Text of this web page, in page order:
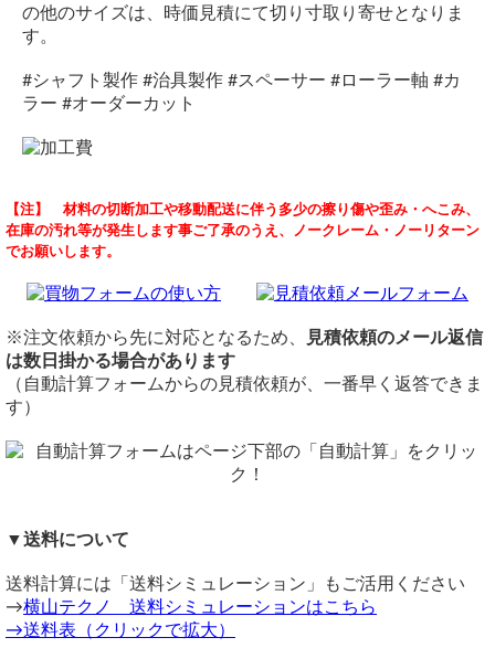
の他のサイズは、時価見積にて切り寸取り寄せとなりま
す。
#シャフト製作 #治具製作 #スペーサー #ローラー軸 #カ
ラー #オーダーカット
アルミ製丸棒(引抜･押出丸棒)材料(材質5056）の生地材、各
品サイズの希望寸法での切り売り販売です。
A5052よりも強度が高く、高い耐食性と加工性に優れている
A5056材の丸棒です。軽くて（重量は鉄製の1/3）お年寄り
や女性にも扱い楽々！錆びないのでいつまでも綺麗です。
60φ以下は引抜材で65φ以上は押出材になります。
※3φのみ材質がA5052となります。
価格
重量1.0kg当りの基準単価2,500円（単価倍率1.00）税込
購入材料価格は希望切断寸法重量による価格となります。
ただし品サイズにより単価倍率が違います。
に＋数日を要します。
ない場合がございます。（大きい径ほど短カットが難しくな
ります）
その際は
アルミ円板（レーザーカット）
アルミ 丸棒 A5056押出・引抜材
定尺・材質・表面仕上
定尺：2,000mm
材質：A5056引抜（～60Φ）・押出（65Φ～）材
表面仕上：生地材
切断
切断費：150円/本～
切断公差：±1.0mm ～ （Φ/100またはL/1000)mm
※20mm以下の短カットは、径の大きさによってはお受けで
なります）
アルミ円板（レーザーカット）
を要します。メーカー切断誤差はプラス目（+1～8mm）で
同サイズまとめ買いで多数同時注文割引適用！詳しくはこち
ら>>
関連商品
（ 2025/11/29 ）
アルミ丸棒径45mmを半円切断加工を長さ50mmにてお願いしたいの
ですが、可能でしょうか? 小口で2個必要です。可能でしたらオーダ
ー方法を教えて下さい。
に「半円切断希望（小口で2個必要）と記載いただけたら、対応いた
します。
※半円切断の場合、刃の厚み分だけ削れるので綺麗な半円にはなり
ません。また縦割り切断でできた小口2個について、仕上がりサイズ
に多少バラつきが出ます（左右対称ではありません）
16mm径、80mmの長さで
M8P1.25の雌ネジ、M12P1.5の雄(平)ネジのような加工です。
シフトの延長用に加工したものが欲しいのです。
【注】 材料の切断加工や移動配送に伴う多少の擦り傷や歪み・へこみ、
在庫の汚れ等が発生します事ご了承のうえ、ノークレーム・ノーリターン
でお願いします。
※注文依頼から先に対応となるため、
見積依頼のメール返信
は数日掛かる場合があります
（自動計算フォームからの見積依頼が、一番早く返答できま
す）
▼送料について
送料計算には「送料シミュレーション」もご活用ください
→横山テクノ 送料シミュレーションはこちら
→送料表（クリックで拡大）